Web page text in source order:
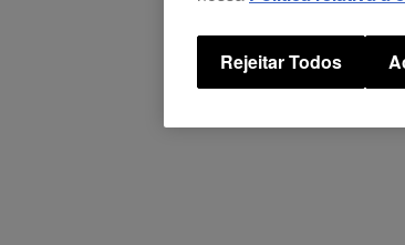
Rejeitar Todos